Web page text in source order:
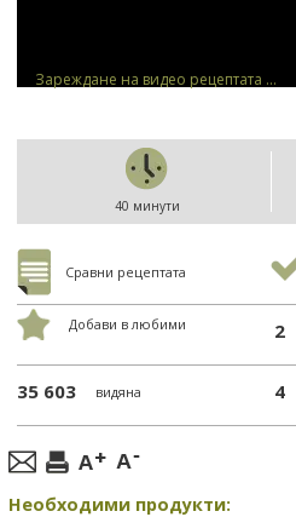
Зареждане на видео рецептата ...
40 минути
Сравни рецептата
Добави в любими 2
35 603 видяна 4
Необходими продукти: